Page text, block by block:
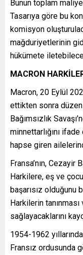
Bunun toplam
Tasarıya göre bu
komisyon
mağduriyetlerinin
hükümete
MACRON
Macron, 20 Eylül
ettikten sonra
Bağımsızlık
minnettarlığını
hapse giren
Fransa’nın, Cezayir
Harkilere, eş ve
başarısız olduğunu
Harkilerin
sağlayacaklarını
1954-1962
Fransız ordusunda